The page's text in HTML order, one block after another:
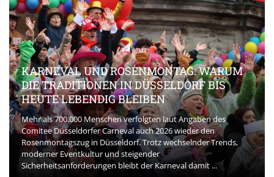
KARNEVAL UND ROSENMONTAG: WARUM
DIE TRADITIONEN IN DÜSSELDORF BIS
HEUTE LEBENDIG BLEIBEN
Mehr als 700.000 Menschen verfolgten laut Angaben des
Comitee Düsseldorfer Carneval auch 2026 wieder den
Rosenmontagszug in Düsseldorf. Trotz wechselnder Trends,
moderner Eventkultur und steigender
Sicherheitsanforderungen bleibt der Karneval damit ...